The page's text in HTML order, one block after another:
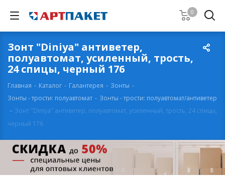
0
Зонт "Diniya" антиветер,
полуавтомат, усиленный, трость,
24 спицы, черный 176
Главная - Каталог - Галантерея - Зонты -
Зонты - трости: полуавтомат - Зонты - трости: полуавтомат/антиветер
- Зонт "Diniya" антиветер, полуавтомат, усиленный, трость, 24 спицы,
черный 176